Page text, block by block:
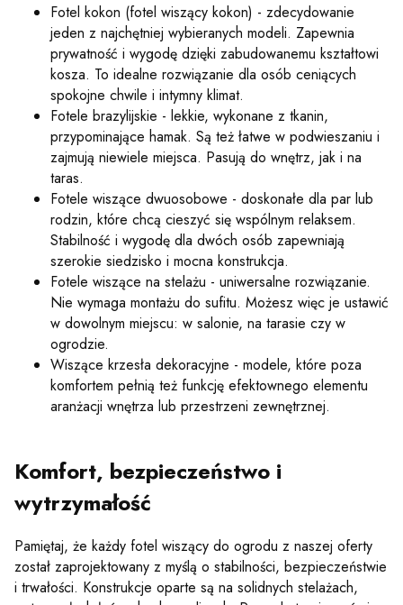
Fotel kokon (fotel wiszący kokon) - zdecydowanie
jeden z najchętniej wybieranych modeli. Zapewnia
prywatność i wygodę dzięki zabudowanemu kształtowi
kosza. To idealne rozwiązanie dla osób ceniących
spokojne chwile i intymny klimat.
Fotele brazylijskie - lekkie, wykonane z tkanin,
przypominające hamak. Są też łatwe w podwieszaniu i
zajmują niewiele miejsca. Pasują do wnętrz, jak i na
taras.
Fotele wiszące dwuosobowe - doskonałe dla par lub
rodzin, które chcą cieszyć się wspólnym relaksem.
Stabilność i wygodę dla dwóch osób zapewniają
szerokie siedzisko i mocna konstrukcja.
Fotele wiszące na stelażu - uniwersalne rozwiązanie.
Nie wymaga montażu do sufitu. Możesz więc je ustawić
w dowolnym miejscu: w salonie, na tarasie czy w
ogrodzie.
Wiszące krzesła dekoracyjne - modele, które poza
komfortem pełnią też funkcję efektownego elementu
aranżacji wnętrza lub przestrzeni zewnętrznej.
Komfort, bezpieczeństwo i
wytrzymałość
Pamiętaj, że każdy fotel wiszący do ogrodu z naszej oferty
został zaprojektowany z myślą o stabilności, bezpieczeństwie
i trwałości. Konstrukcje oparte są na solidnych stelażach,